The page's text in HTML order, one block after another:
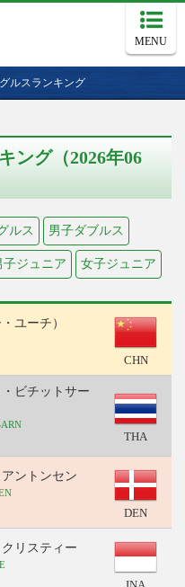
MENU
ルスランキング
ング（2026年06
ルス 男子ダブルス
子ジュニア 女子ジュニア
ユーチ）
CHN
ビチットサー
THA
ントンセン
DEN
リスティー